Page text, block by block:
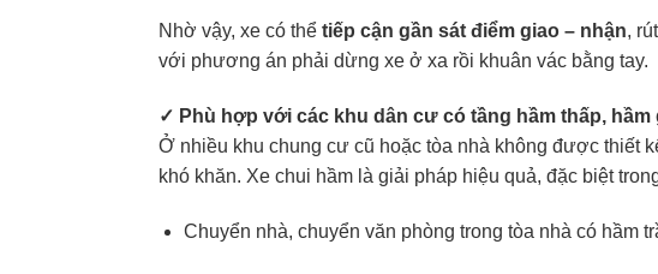
Nhờ vậy, xe có thể tiếp cận gần sát điểm giao – nhận,
với phương án phải dừng xe ở xa rồi khuân vác bằng tay.
✓ Phù hợp với các khu dân cư có tầng hầm thấp, hầm
Ở nhiều khu chung cư cũ hoặc tòa nhà không được thiết
khó khăn. Xe chui hầm là giải pháp hiệu quả, đặc biệt
Chuyển nhà, chuyển văn phòng trong tòa nhà có hầm